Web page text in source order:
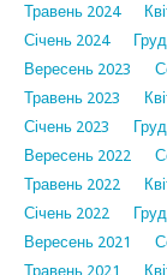
Травень 2024
Січень 2024
Вересень 2023
Травень 2023
Січень 2023
Вересень 2022
Травень 2022
Січень 2022
Вересень 2021
Травень 2021